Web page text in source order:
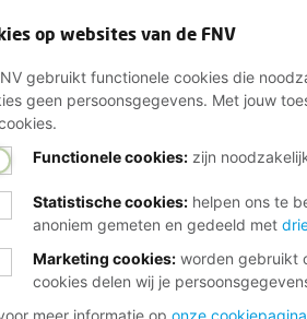
op websites van de FNV
gebruikt functionele cookies die
geen persoonsgegevens. Met jouw
Functionele cookies:zijn
Statistische cookies: helpen ons te
anoniem gemeten en gedeeld met
Marketing cookies: worden gebruikt
cookies delen wij je
meer informatie op onze cookiepagina